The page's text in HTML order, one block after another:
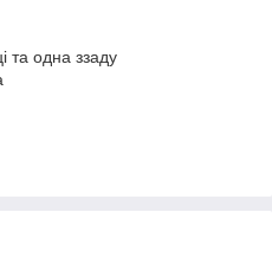
та одна ззаду